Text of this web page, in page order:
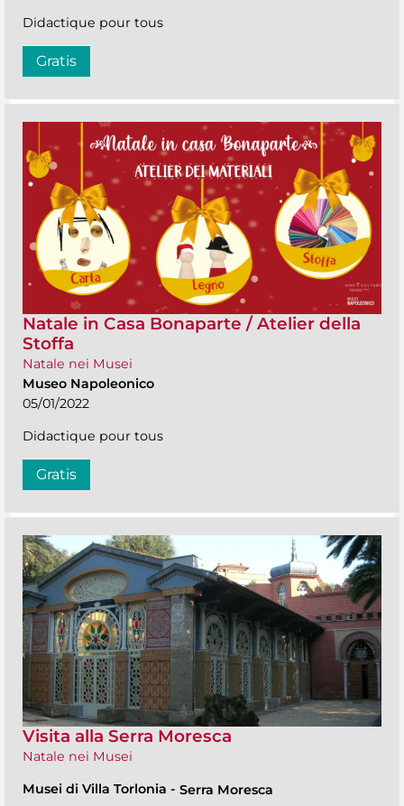
Didactique pour tous
Gratis
Natale in Casa Bonaparte / Atelier della
Stoffa
Natale nei Musei
Museo Napoleonico
05/01/2022
Didactique pour tous
Gratis
Visita alla Serra Moresca
Natale nei Musei
Musei di Villa Torlonia - Serra Moresca